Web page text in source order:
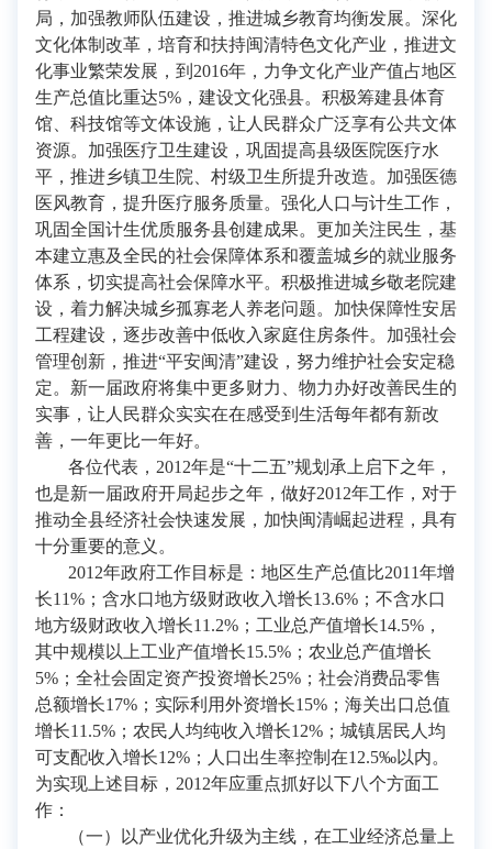
局，加强教师队伍建设，推进城乡教育均衡发展。深化
文化体制改革，培育和扶持闽清特色文化产业，推进文
化事业繁荣发展，到2016年，力争文化产业产值占地区
生产总值比重达5%，建设文化强县。积极筹建县体育
馆、科技馆等文体设施，让人民群众广泛享有公共文体
资源。加强医疗卫生建设，巩固提高县级医院医疗水
平，推进乡镇卫生院、村级卫生所提升改造。加强医德
医风教育，提升医疗服务质量。强化人口与计生工作，
巩固全国计生优质服务县创建成果。更加关注民生，基
本建立惠及全民的社会保障体系和覆盖城乡的就业服务
体系，切实提高社会保障水平。积极推进城乡敬老院建
设，着力解决城乡孤寡老人养老问题。加快保障性安居
工程建设，逐步改善中低收入家庭住房条件。加强社会
管理创新，推进“平安闽清”建设，努力维护社会安定稳
定。新一届政府将集中更多财力、物力办好改善民生的
实事，让人民群众实实在在感受到生活每年都有新改
善，一年更比一年好。
各位代表，2012年是“十二五”规划承上启下之年，
也是新一届政府开局起步之年，做好2012年工作，对于
推动全县经济社会快速发展，加快闽清崛起进程，具有
十分重要的意义。
2012年政府工作目标是：地区生产总值比2011年增
长11%；含水口地方级财政收入增长13.6%；不含水口
地方级财政收入增长11.2%；工业总产值增长14.5%，
其中规模以上工业产值增长15.5%；农业总产值增长
5%；全社会固定资产投资增长25%；社会消费品零售
总额增长17%；实际利用外资增长15%；海关出口总值
增长11.5%；农民人均纯收入增长12%；城镇居民人均
可支配收入增长12%；人口出生率控制在12.5‰以内。
为实现上述目标，2012年应重点抓好以下八个方面工
作：
（一）以产业优化升级为主线，在工业经济总量上